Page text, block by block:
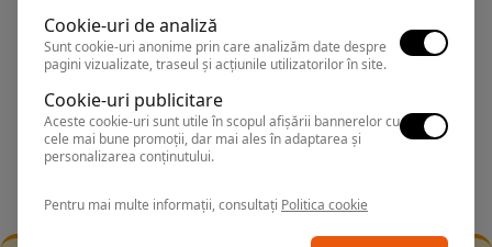
Exclusiv Paradis
Stele 5-1
Cookie-uri de analiză
Sunt cookie-uri anonime prin care analizăm date despre
pagini vizualizate, traseul și acțiunile utilizatorilor în site.
Cookie-uri publicitare
Aceste cookie-uri sunt utile în scopul afișării bannerelor cu
cele mai bune promoții, dar mai ales în adaptarea și
personalizarea conținutului.
Pentru mai multe informații, consultați Politica cookie